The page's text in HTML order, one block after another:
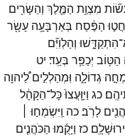
מִצְוַ֥ת הַמֶּ֛לֶךְ וְהַשָּׂרִ֖ים
הַפֶּ֔סַח בְּאַרְבָּעָ֥ה עָשָׂ֖ר
הִתְקַדָּ֑שׁוּ וְהַלְוִיִּ֞ם
הַטּ֖וֹב יְכַפֵּ֥ר בְּעַֽד׃ יט
גְדוֹלָ֑ה וּֽמְהַלְלִ֣ים לַ֠יהוָה
כג וַיִּוָּֽעֲצוּ֙כָּל־הַקָּהָ֔ל
לָרֹֽב׃כה וַֽיִּשְׂמְח֣וּ ׀
כז וַיָּקֻ֜מוּ הַכֹּהֲנִ֤ים